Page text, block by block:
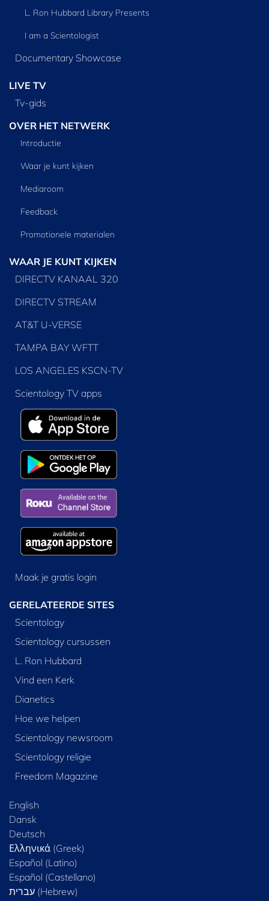
L. Ron Hubbard Library Presents
I am a Scientologist
Documentary Showcase
LIVE TV
Tv‑gids
OVER HET NETWERK
Introductie
Waar je kunt kijken
Mediaroom
Feedback
Promotionele materialen
WAAR JE KUNT KIJKEN
DIRECTV KANAAL 320
DIRECTV STREAM
AT&T U-VERSE
TAMPA BAY WFTT
LOS ANGELES KSCN-TV
Scientology TV apps
Maak je gratis login
GERELATEERDE SITES
Scientology
Scientology cursussen
L. Ron Hubbard
Vind een Kerk
Dianetics
Hoe we helpen
Scientology newsroom
Scientology religie
Freedom Magazine
English
Dansk
Deutsch
Ελληνικά (Greek)
Español (Latino)
Español (Castellano)